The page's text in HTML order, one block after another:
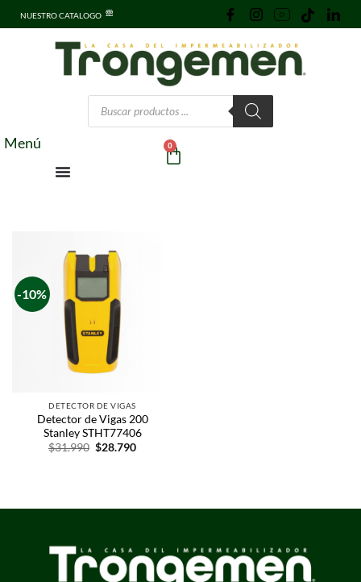
NUESTRO CATALOGO
Menú 0
-10%
DETECTOR DE VIGAS
Detector de Vigas 200
Stanley STHT77406
$31.990 $28.790